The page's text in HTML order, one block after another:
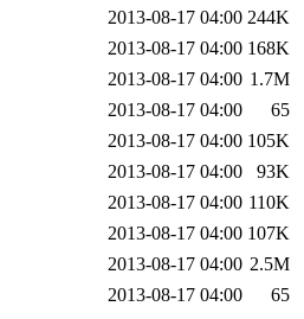
2013-08-17 04:00 244K
2013-08-17 04:00 168K
2013-08-17 04:00 1.7M
2013-08-17 04:00
65
2013-08-17 04:00 105K
2013-08-17 04:00
93K
2013-08-17 04:00 110K
2013-08-17 04:00 107K
2013-08-17 04:00 2.5M
2013-08-17 04:00
65